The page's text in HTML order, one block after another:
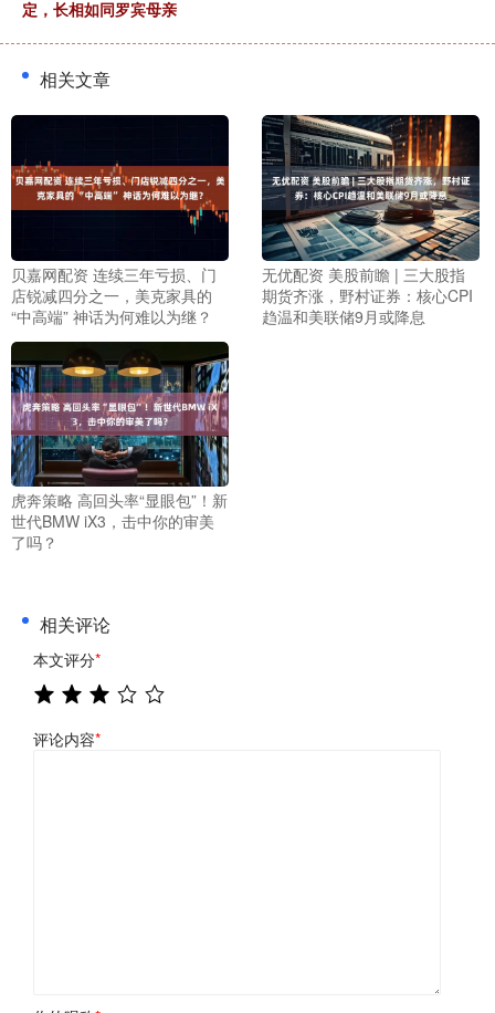
定，长相如同罗宾母亲
相关文章
贝嘉网配资 连续三年亏损、门
店锐减四分之一，美克家具的
“中高端” 神话为何难以为继？
无优配资 美股前瞻 | 三大股指
期货齐涨，野村证券：核心CPI
趋温和美联储9月或降息
虎奔策略 高回头率“显眼包”！新
世代BMW iX3，击中你的审美
了吗？
相关评论
本文评分*
评论内容*